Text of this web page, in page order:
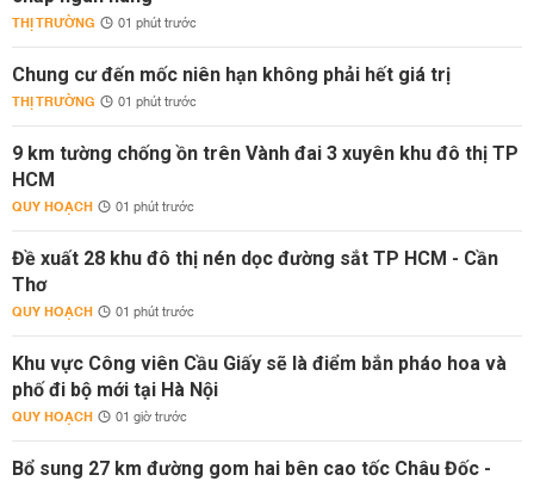
THỊ TRƯỜNG 01 phút trước
Chung cư đến mốc niên hạn không phải hết giá trị
THỊ TRƯỜNG 01 phút trước
9 km tường chống ồn trên Vành đai 3 xuyên khu đô thị TP
HCM
QUY HOẠCH 01 phút trước
Đề xuất 28 khu đô thị nén dọc đường sắt TP HCM - Cần
Thơ
QUY HOẠCH 01 phút trước
Khu vực Công viên Cầu Giấy sẽ là điểm bắn pháo hoa và
phố đi bộ mới tại Hà Nội
QUY HOẠCH 01 giờ trước
Bổ sung 27 km đường gom hai bên cao tốc Châu Đốc -